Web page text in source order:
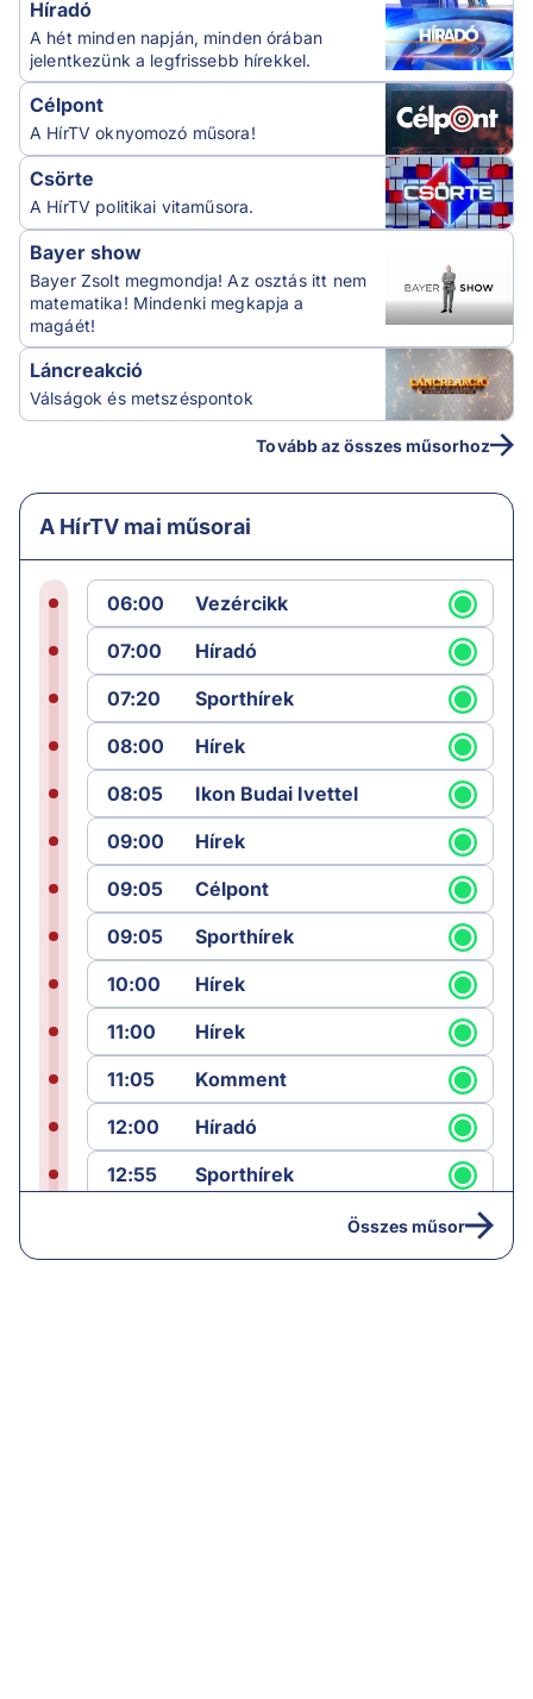
Híradó
A hét minden napján, minden órában
jelentkezünk a legfrissebb hírekkel.
Célpont
A HírTV oknyomozó műsora!
Csörte
A HírTV politikai vitaműsora.
Bayer show
Bayer Zsolt megmondja! Az osztás itt nem
matematika! Mindenki megkapja a
magáét!
Láncreakció
Válságok és metszéspontok
Tovább az összes műsorhoz
A HírTV mai műsorai
06:00
Vezércikk
07:00
Híradó
07:20
Sporthírek
08:00
Hírek
08:05
Ikon Budai Ivettel
09:00
Hírek
09:05
Célpont
09:05
Sporthírek
10:00
Hírek
11:00
Hírek
11:05
Komment
12:00
Híradó
12:55
Sporthírek
Összes műsor